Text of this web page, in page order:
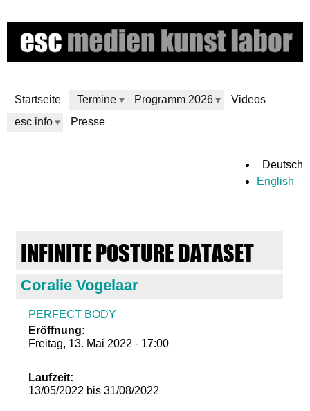
zum
Inhalt
Startseite Termine Programm 2026
Videos
esc info
Presse
m
Deutsch
English
INFINITE POSTURE DATASET
Coralie Vogelaar
PERFECT BODY
Eröffnung:
Freitag, 13. Mai 2022 - 17:00
Laufzeit:
13/05/2022 bis31/08/2022